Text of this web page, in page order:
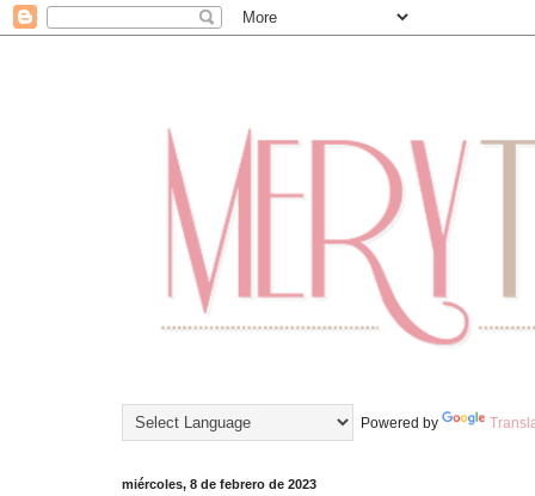
Powered by
miércoles, 8 de febrero de 2023